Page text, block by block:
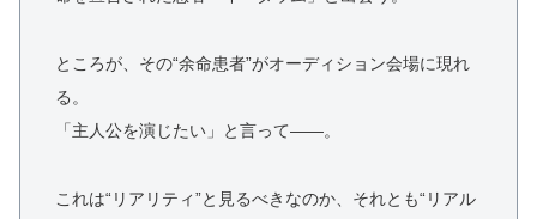
ところが、その“余命患者”がオーディション会場に現れ
る。
「主人公を演じたい」と言って——。
これは“リアリティ”と見るべきなのか、それとも“リアル